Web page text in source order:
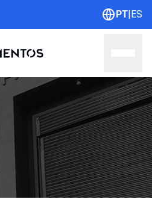
PT|ES
Sobre nós